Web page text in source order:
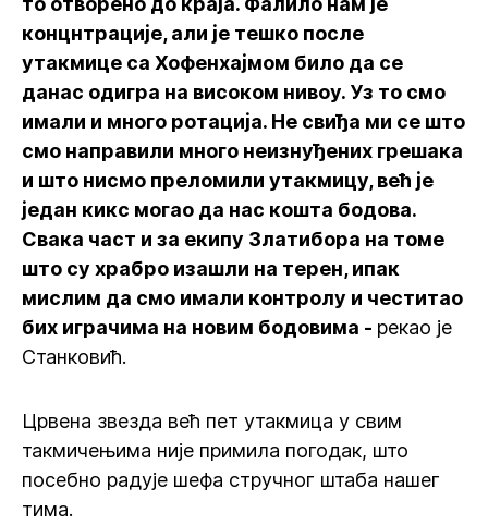
концнтрације, али је тешко после
утакмице са Хофенхајмом било да се
данас одигра на високом нивоу. Уз то смо
имали и много ротација. Не свиђа ми се што
смо направили много неизнуђених грешака
и што нисмо преломили утакмицу, већ је
један кикс могао да нас кошта бодова.
Свака част и за екипу Златибора на томе
што су храбро изашли на терен, ипак
мислим да смо имали контролу и честитао
бих играчима на новим бодовима - рекао је
Станковић.
Црвена звезда већ пет утакмица у свим
такмичењима није примила погодак, што
посебно радује шефа стручног штаба нашег
тима.